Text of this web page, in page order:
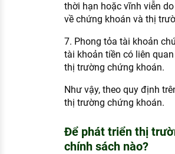
thời hạn hoặc vĩnh viễn
về chứng khoán và thị
7. Phong tỏa tài khoản
tài khoản tiền có liên
thị trường chứng khoán.
Như vậy, theo quy định
thị trường chứng khoán.
Để phát triển thị
chính sách nào?